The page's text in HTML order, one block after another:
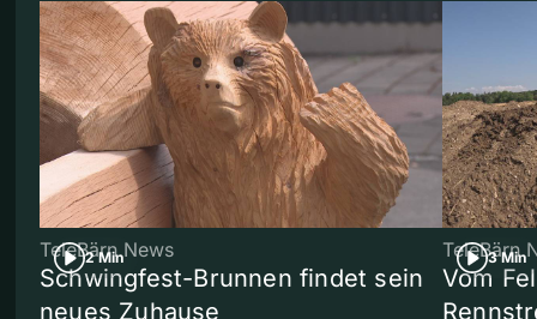
2 Min
TeleBärn News
Schwingfest-Brunnen findet sein
neues Zuhause
3 Min
TeleBärn
Vom